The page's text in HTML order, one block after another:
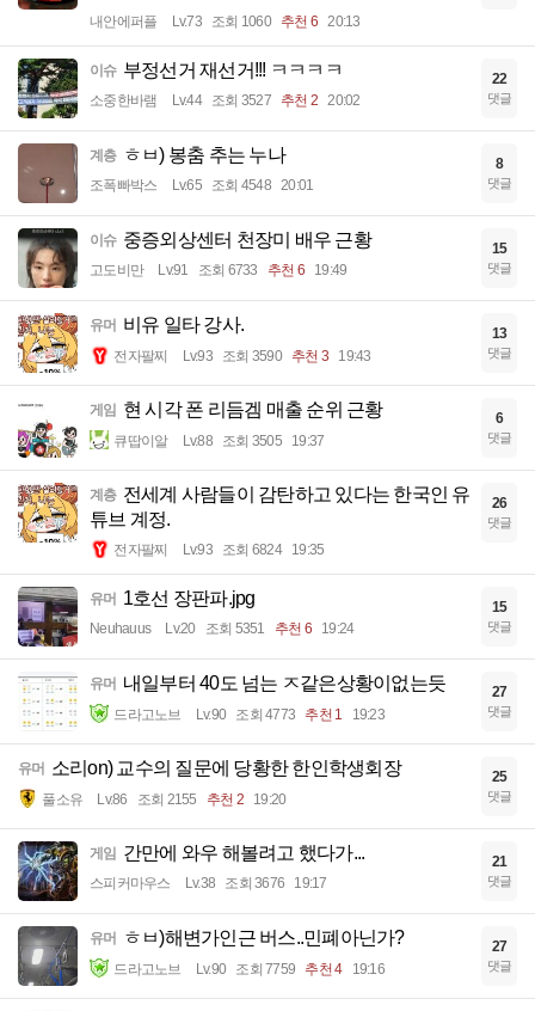
내안에퍼플 Lv.73 조회 1060 추천 6 20:13
이슈 부정선거 재선거!!! ㅋㅋㅋㅋ
소중한바램 Lv.44 조회 3527 추천 2 20:02
22
댓글
계층 ㅎㅂ) 봉춤 추는 누나
조폭빠박스 Lv.65 조회 4548 20:01
8
댓글
이슈 중증외상센터 천장미 배우 근황
고도비만 Lv.91 조회 6733 추천 6 19:49
15
댓글
유머 비유 일타 강사.
전자팔찌 Lv.93 조회 3590 추천 3 19:43
13
댓글
게임 현 시각 폰 리듬겜 매출 순위 근황
큐땁이알 Lv.88 조회 3505 19:37
6
댓글
계층 전세계 사람들이 감탄하고 있다는 한국인 유
튜브 계정.
전자팔찌 Lv.93 조회 6824 19:35
26
댓글
유머 1호선 장판파.jpg
Neuhauus Lv.20 조회 5351 추천 6 19:24
15
댓글
유머 내일부터 40도 넘는 ㅈ같은상황이없는듯
드라고노브 Lv.90 조회 4773 추천 1 19:23
27
댓글
유머 소리on) 교수의 질문에 당황한 한인학생회장
풀소유 Lv.86 조회 2155 추천 2 19:20
25
댓글
게임 간만에 와우 해볼려고 했다가...
스피커마우스 Lv.38 조회 3676 19:17
21
댓글
유머 ㅎㅂ)해변가인근 버스..민폐아닌가?
드라고노브 Lv.90 조회 7759 추천 4 19:16
27
댓글